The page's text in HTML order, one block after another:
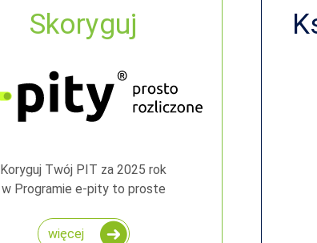
Skoryguj
Koryguj Twój PIT za 2025 rok
w Programie e-pity to proste
więcej